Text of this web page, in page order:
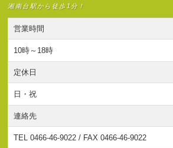
湘南台駅から徒歩1分！
営業時間
10時～18時
定休日
日・祝
連絡先
TEL 0466-46-9022 / FAX 0466-46-9022